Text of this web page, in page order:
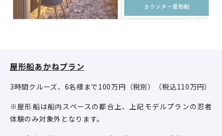
屋形船あかねプラン
3時間クルーズ、6名様まで100万円（税別）（税込110万円）
※屋形船は船内スペースの都合上、上記モデルプランの忍者
体験のみ対象外となります。